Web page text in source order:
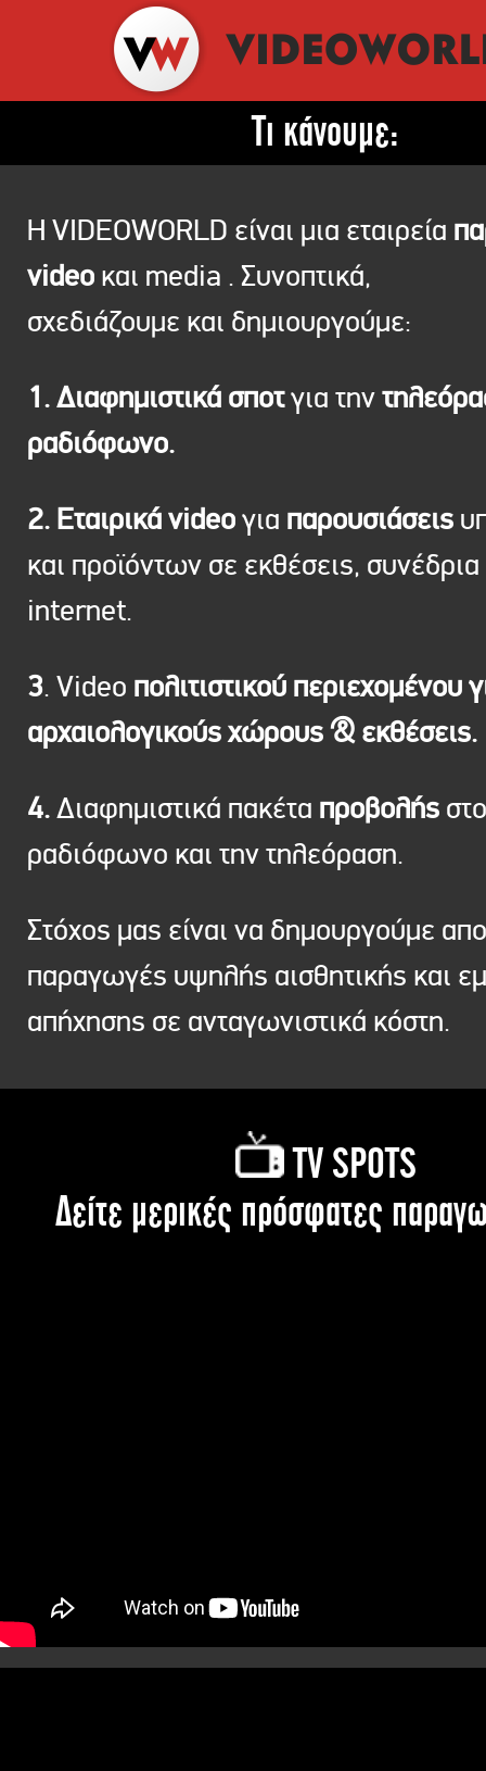
Τι κάνουμε:
Η VIDEOWORLD είναι μια εταιρεία
video και media . Συνοπτικά,
σχεδιάζουμε και δημιουργούμε:
1. Διαφημιστικά σποτγια την
ραδιόφωνο.
2. Εταιρικά videoγια παρουσιάσεις
και προϊόντων σε εκθέσεις, συνέδρια
internet.
3. Video πολιτιστικού περιεχομένου
αρχαιολογικούς χώρους & εκθέσεις.
4.Διαφημιστικά πακέτα προβολής στο
ραδιόφωνο και την τηλεόραση.
Στόχος μας είναι να δημουργούμε
παραγωγές υψηλής αισθητικής και
απήχησης σε ανταγωνιστικά κόστη.
TV SPOTS
Δείτε μερικές πρόσφατες